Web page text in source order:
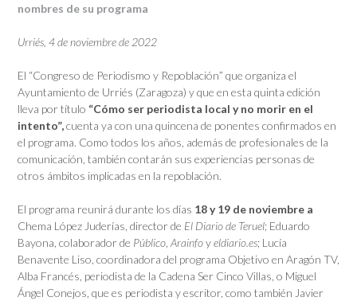
nombres de su programa
Urriés, 4 de noviembre de 2022
El “Congreso de Periodismo y Repoblación” que organiza el
Ayuntamiento de Urriés (Zaragoza) y que en esta quinta edición
lleva por título “Cómo ser periodista local y no morir en el
intento”,cuenta ya con una quincena de ponentes confirmados en
el programa. Como todos los años, además de profesionales de la
comunicación, también contarán sus experiencias personas de
otros ámbitos implicadas en la repoblación.
El programa reunirá durante los días 18 y 19 de noviembre a
Chema López Juderías, director de El Diario de Teruel; Eduardo
Bayona, colaborador de Público Arainfoyeldiario.es; Lucía
Benavente Liso, coordinadora del programa Objetivo en Aragón TV,
Alba Francés, periodista de la Cadena Ser Cinco Villas, o Miguel
Ángel Conejos, que es periodista y escritor, como también Javier